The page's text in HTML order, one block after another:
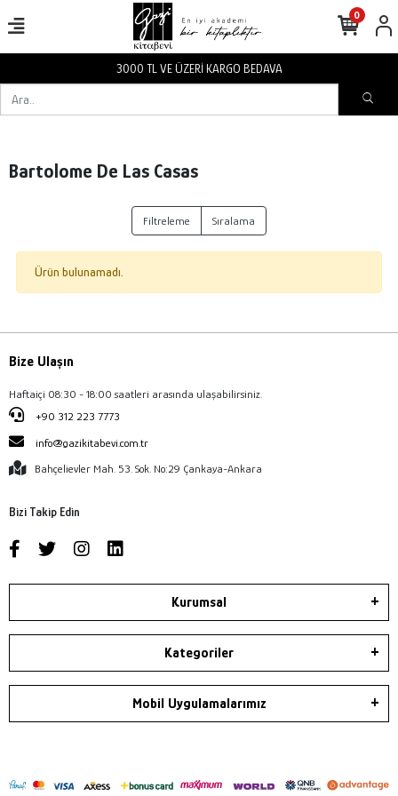
3000 TL VE ÜZERİ KARGO BEDAVA
0
Bartolome De Las Casas
Filtreleme Sıralama
Ürün bulunamadı.
Bize Ulaşın
Haftaiçi 08:30 - 18:00 saatleri arasında ulaşabilirsiniz.
+90 312 223 7773
info@gazikitabevi.com.tr
Bahçelievler Mah. 53. Sok. No:29 Çankaya-Ankara
Bizi Takip Edin
Kurumsal
Kategoriler
Mobil Uygulamalarımız